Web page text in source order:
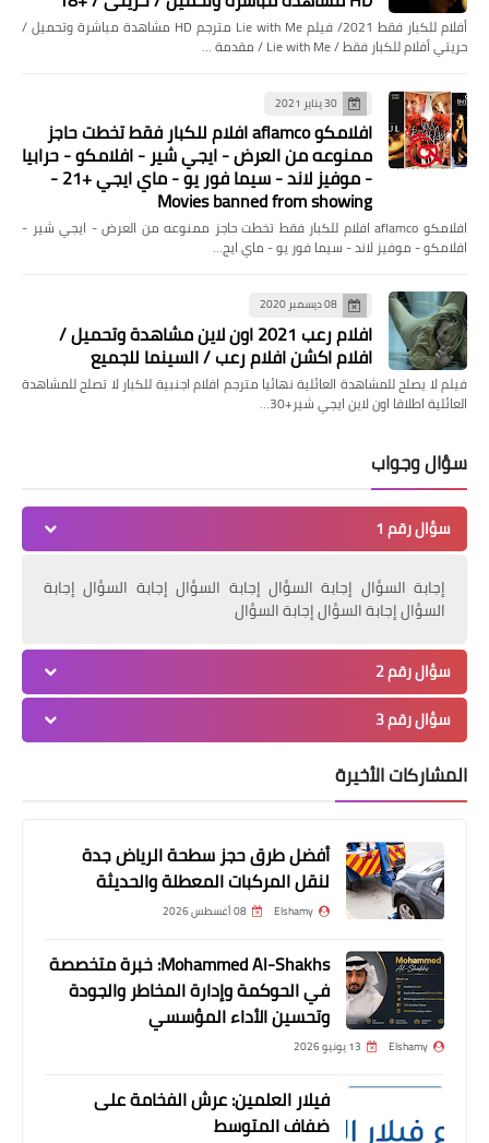
مسلسلات وافلام
أفلام للكبار فقط 2021/ فيلم Lie with Me
مترجم HD مشاهدة مباشرة وتحميل /
حريتي / +18
افضل افلام رعب 2021 علي الاطلاق افلام
مسلسلات وافلام
مشاهده فيلم خان تيولا 2020 اون لاين /
حريتي / السينما للجميع / Khan Tiola
movie
أفلام للكبار فقط 2021/ فيلم Lie with Me مترجم HD مشاهدة مباشرة وتحميل /
حريتي أفلام للكبار فقط / Lie with Me / مقدمة …
30 يناير 2021
افلامكو aflamco افلام للكبار فقط تخطت حاجز
ممنوعه من العرض - ايجي شير - افلامكو - حرابيا
- موفيز لاند - سيما فور يو - ماي ايجي +21 -
Movies banned from showing
افلامكو aflamco افلام للكبار فقط تخطت حاجز ممنوعه من العرض - ايجي شير -
افلامكو - موفيز لاند - سيما فور يو - ماي ايج…
08 ديسمبر 2020
افلام رعب 2021 اون لاين مشاهدة وتحميل /
افلام اكشن افلام رعب / السينما للجميع
فيلم لا يصلح للمشاهدة العائلية نهائيا مترجم افلام اجنبية للكبار لا تصلح للمشاهدة
العائلية اطلاقا اون لاين ايجي شير+30…
سؤال وجواب
سؤال رقم 1
إجابة السؤال إجابة السؤال إجابة السؤال إجابة السؤال إجابة
السؤال إجابة السؤال إجابة السؤال
سؤال رقم 2
سؤال رقم 3
المشاركات الأخيرة
أفضل طرق حجز سطحة الرياض جدة
لنقل المركبات المعطلة والحديثة
Elshamy 08 أغسطس 2026
Mohammed Al-Shakhs: خبرة متخصصة
في الحوكمة وإدارة المخاطر والجودة
وتحسين الأداء المؤسسي
Elshamy 13 يونيو 2026
فيلار العلمين: عرش الفخامة على
ضفاف المتوسط